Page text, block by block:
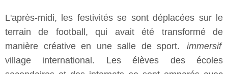
L'après-midi, les festivités se sont déplacées sur le
terrain de football, qui avait été transformé de
manière créative en une salle de sport.
immersif
village international. Les élèves des écoles